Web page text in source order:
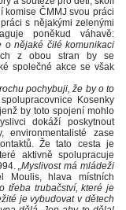
komise ČMMJ svou práci
s nějakými zelenými
poněkud váhavě:
o nějaké čilé komunikaci
z obou stran by se
společné akce se však
pochybuji, že by o to
Kosenky
by toto spojení mohlo
dokáží poskytnout
environmentalisté zase
Že tato cesta je
aktivně spolupracuje
„Myslivost má mládeži
Moulis, hlava místních
třeba trubačství, které je
je vybudovat v dětech